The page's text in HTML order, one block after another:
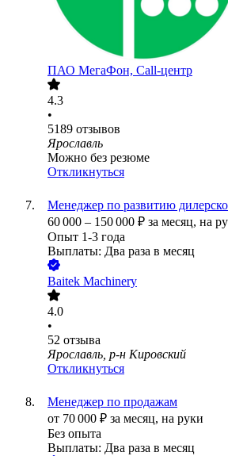
ПАО МегаФон, Call-центр
4.3
•
5189 отзывов
Ярославль
Можно без резюме
Откликнуться
Менеджер по развитию
60 000 – 150 000 ₽ за месяц, на
Опыт 1-3 года
Выплаты: Два раза в месяц
Baitek Machinery
4.0
•
52 отзыва
Ярославль, р-н Кировский
Откликнуться
Менеджер по продажам
от 70 000 ₽ за месяц, на руки
Без опыта
Выплаты: Два раза в месяц